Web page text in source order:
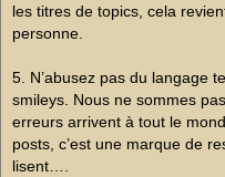
les titres de topics, cela
personne.
5. N’abusez pas du langage
smileys. Nous ne sommes
erreurs arrivent à tout le
posts, c’est une marque de
lisent….